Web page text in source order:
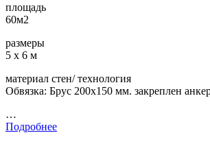
площадь
60м2
размеры
5 х 6 м
материал стен/ технология
Обвязка: Брус 200х150 мм. закреплен
…
Подробнее